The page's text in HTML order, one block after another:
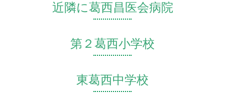
近隣に葛西昌医会病院
第２葛西小学校
東葛西中学校